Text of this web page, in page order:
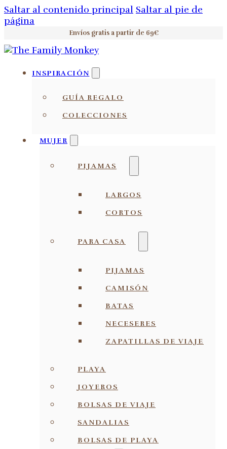
Saltar al contenido principal Saltar al pie de
página
Envíos gratis a partir de 69€
INSPIRACIÓN
GUÍA REGALO
COLECCIONES
MUJER
PIJAMAS
LARGOS
CORTOS
PARA CASA
PIJAMAS
CAMISÓN
BATAS
NECESERES
ZAPATILLAS DE VIAJE
PLAYA
JOYEROS
BOLSAS DE VIAJE
SANDALIAS
BOLSAS DE PLAYA